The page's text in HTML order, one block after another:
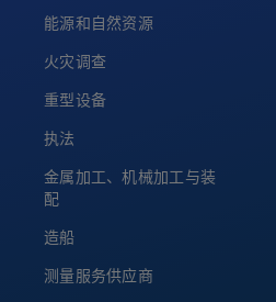
能源和自然资源
火灾调查
重型设备
执法
金属加工、机械加工与装
配
造船
测量服务供应商